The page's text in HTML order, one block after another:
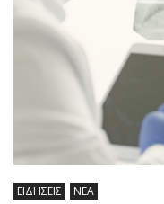
ΕΙΔΗΣΕΙΣ ΝΕΑ